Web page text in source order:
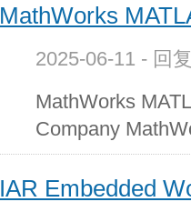
MathWorks
2025-06-11 - 回
MathWorks
Company
IAR Embedded